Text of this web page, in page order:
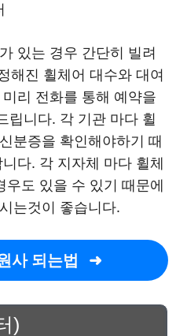
있는 경우 간단히 빌려
해진 휠체어 대수와 대여
리 전화를 통해 예약을
립니다. 각 기관 마다 휠
분증을 확인해야하기 때
다. 각 지자체 마다 휠체
우도 있을 수 있기 때문에
는것이 좋습니다.
사 되는법
)